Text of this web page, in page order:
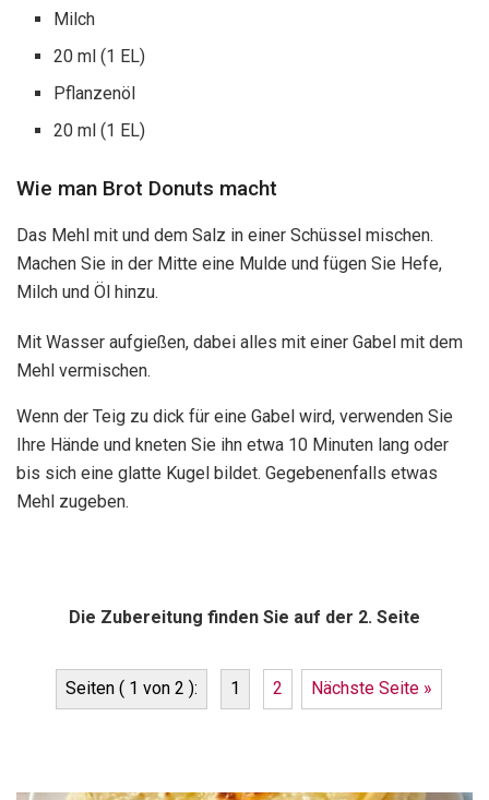
Milch
20 ml (1 EL)
Pflanzenöl
20 ml (1 EL)
Wie man Brot Donuts macht
Das Mehl mit und dem Salz in einer Schüssel mischen.
Machen Sie in der Mitte eine Mulde und fügen Sie Hefe,
Milch und Öl hinzu.
Mit Wasser aufgießen, dabei alles mit einer Gabel mit dem
Mehl vermischen.
Wenn der Teig zu dick für eine Gabel wird, verwenden Sie
Ihre Hände und kneten Sie ihn etwa 10 Minuten lang oder
bis sich eine glatte Kugel bildet. Gegebenenfalls etwas
Mehl zugeben.
Die Zubereitung finden Sie auf der 2. Seite
Seiten ( 1 von 2 ): 1 2 Nächste Seite »